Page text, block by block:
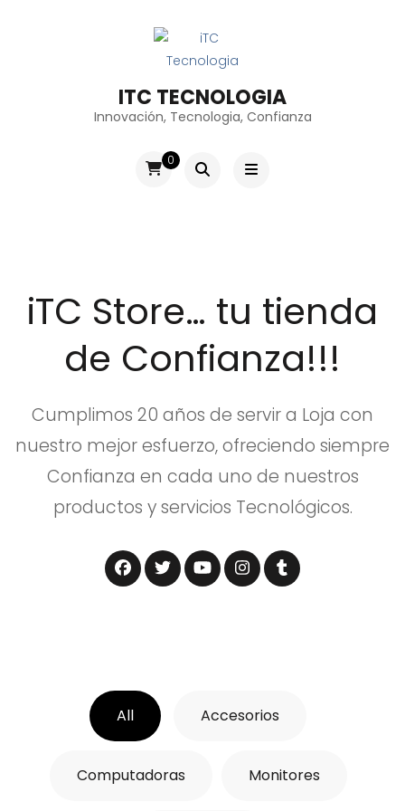
ITC TECNOLOGIA
Innovación, Tecnologia, Confianza
0
iTC Store… tu tienda
de Confianza!!!
Cumplimos 20 años de servir a Loja con
nuestro mejor esfuerzo, ofreciendo siempre
Confianza en cada uno de nuestros
productos y servicios Tecnológicos.
All Accesorios
Computadoras Monitores